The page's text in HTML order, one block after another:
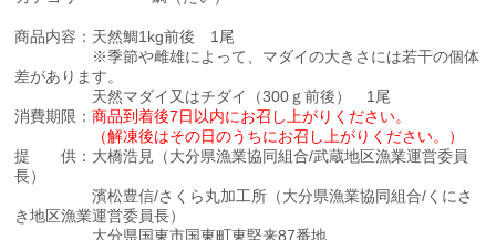
商品内容：天然鯛1kg前後 1尾
※季節や雌雄によって、マダイの大きさには若干の個体
差があります。
天然マダイ又はチダイ（300ｇ前後） 1尾
消費期限：商品到着後7日以内にお召し上がりください。
（解凍後はその日のうちにお召し上がりください。）
提 供：大橋浩見（大分県漁業協同組合/武蔵地区漁業運営委員
長）
濱松豊信/さくら丸加工所（大分県漁業協同組合/くにさ
き地区漁業運営委員長）
大分県国東市国東町東堅来87番地